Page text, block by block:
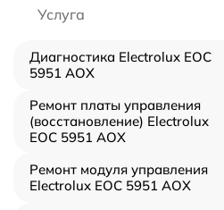
Услуга
Диагностика Electrolux EOC
5951 AOX
Ремонт платы управления
(восстановление) Electrolux
EOC 5951 AOX
Ремонт модуля управления
Electrolux EOC 5951 AOX